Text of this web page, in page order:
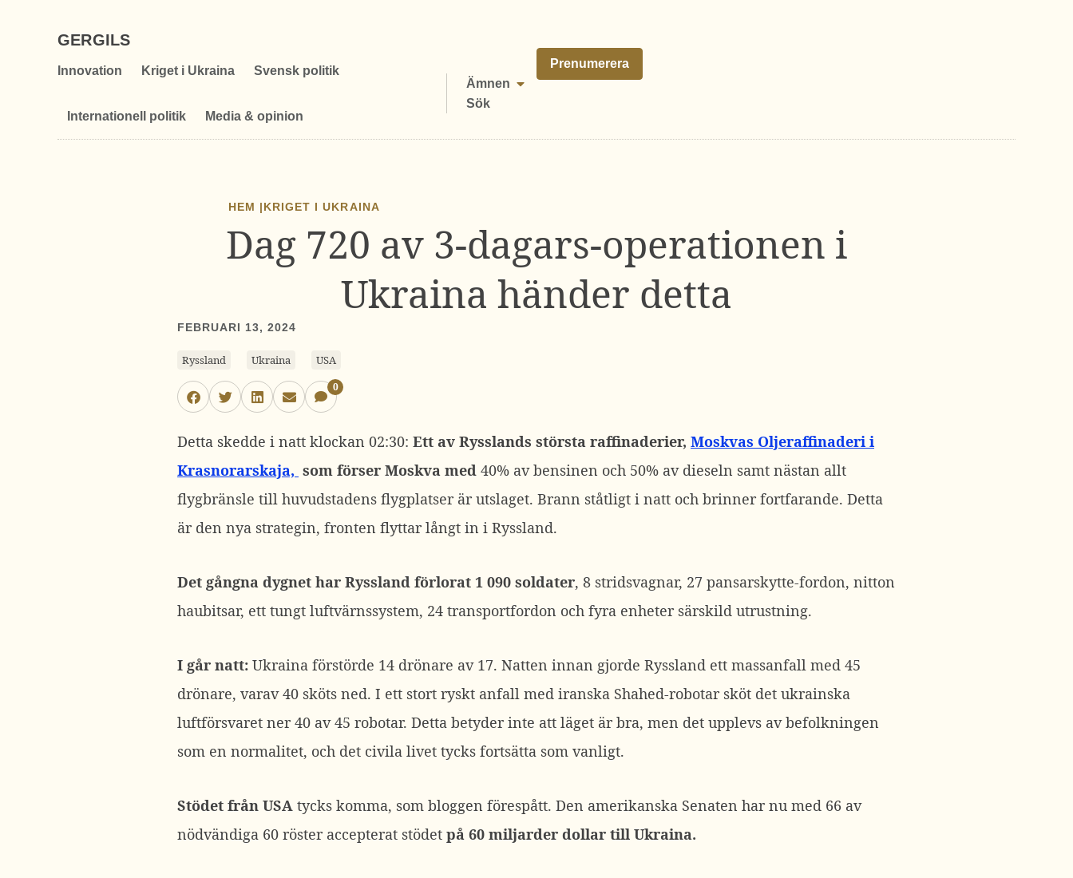
GERGILS
Innovation Kriget i Ukraina Svensk politik
Internationell politik Media & opinion
Ämnen
Sök
Prenumerera
HEM |KRIGET I UKRAINA
Dag 720 av 3-dagars-operationen i
Ukraina händer detta
FEBRUARI 13, 2024
Ryssland Ukraina USA
0
Detta skedde i natt klockan 02:30: Ett av Rysslands största raffinaderier, Moskvas Oljeraffinaderi i
Krasnorarskaja, som förser Moskva med 40% av bensinen och 50% av dieseln samt nästan allt
flygbränsle till huvudstadens flygplatser är utslaget. Brann ståtligt i natt och brinner fortfarande. Detta
är den nya strategin, fronten flyttar långt in i Ryssland.
Det gångna dygnet har Ryssland förlorat 1 090 soldater, 8 stridsvagnar, 27 pansarskytte-fordon, nitton
haubitsar, ett tungt luftvärnssystem, 24 transportfordon och fyra enheter särskild utrustning.
I går natt: Ukraina förstörde 14 drönare av 17. Natten innan gjorde Ryssland ett massanfall med 45
drönare, varav 40 sköts ned. I ett stort ryskt anfall med iranska Shahed-robotar sköt det ukrainska
luftförsvaret ner 40 av 45 robotar. Detta betyder inte att läget är bra, men det upplevs av befolkningen
som en normalitet, och det civila livet tycks fortsätta som vanligt.
Stödet från USA tycks komma, som bloggen förespått. Den amerikanska Senaten har nu med 66 av
nödvändiga 60 röster accepterat stödet på 60 miljarder dollar till Ukraina.